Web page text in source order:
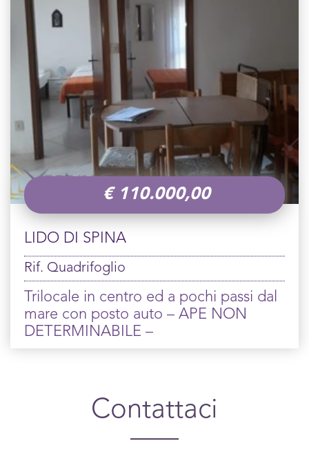
€110.000,00
LIDO DI SPINA
Rif. Quadrifoglio
mare con posto auto – APE NON
DETERMINABILE –
Contattaci